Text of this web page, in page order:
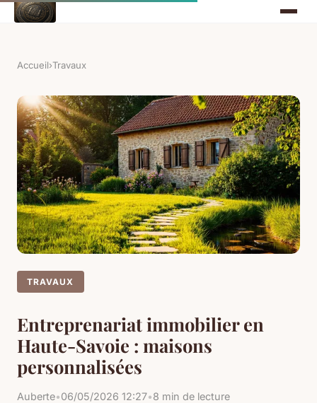
Accueil›Travaux
TRAVAUX
Entreprenariat immobilier en
Haute-Savoie : maisons
personnalisées
Auberte•06/05/2026 12:27•8 min de lecture